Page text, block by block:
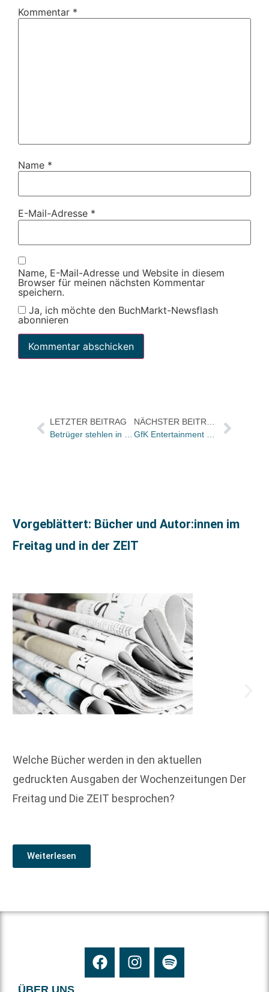
Kommentar *
Name *
E-Mail-Adresse *
Name, E-Mail-Adresse und Website in diesem
Browser für meinen nächsten Kommentar
speichern.
Ja, ich möchte den BuchMarkt-Newsflash
abonnieren
LETZTER BEITRAG
Betrüger stehlen in Suhler Buchhandlung
NÄCHSTER BEITRAG
GfK Entertainment will alle Exlusivrechte aufheben – wenn die „anderen“ mitziehen
Vorgeblättert: Bücher und Autor:innen im
Freitag und in der ZEIT
Welche Bücher werden in den aktuellen
gedruckten Ausgaben der Wochenzeitungen Der
Freitag und Die ZEIT besprochen?
Weiterlesen
ÜBER UNS